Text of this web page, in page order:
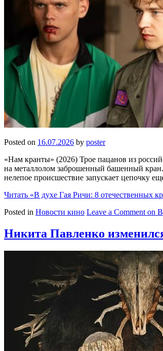
Posted on 16.07.2026 by poster
«Нам кранты» (2026) Трое пацанов из
на металлолом заброшенный башенный
нелепое происшествие запускает цепочку
Читать «В духе Гая Ричи: 8 отечественных
Posted in Новости кино Leave a Comment on
Никита Павленко